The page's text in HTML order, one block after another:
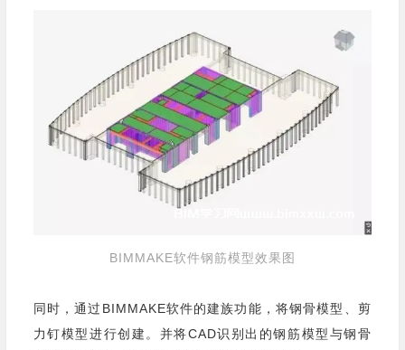
BIMMAKE软件钢筋模型效果图
同时，通过BIMMAKE软件的建族功能，将钢骨模型、剪
力钉模型进行创建。并将CAD识别出的钢筋模型与钢骨